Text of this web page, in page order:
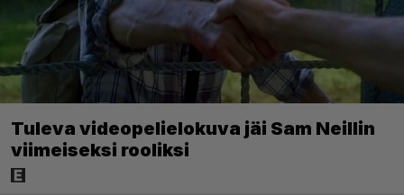
Tuleva videopelielokuva jäi Sam Neillin
viimeiseksi rooliksi